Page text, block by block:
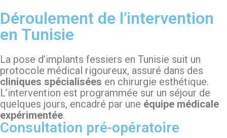
Déroulement de l’intervention
en Tunisie
La pose d’implants fessiers en Tunisie suit un
protocole médical rigoureux, assuré dans des
cliniques spécialisées en chirurgie esthétique.
L’intervention est programmée sur un séjour de
quelques jours, encadré par une équipe médicale
expérimentée.
Consultation pré-opératoire